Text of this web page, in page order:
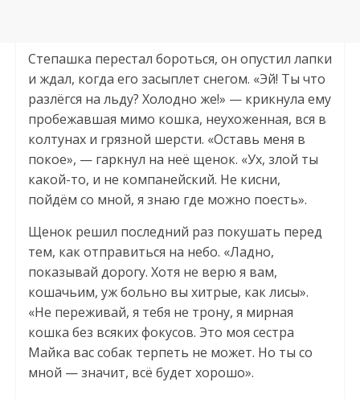
Степашка перестал бороться, он опустил лапки
и ждал, когда его засыплет снегом. «Эй! Ты что
разлёгся на льду? Холодно же!» — крикнула ему
пробежавшая мимо кошка, неухоженная, вся в
колтунах и грязной шерсти. «Оставь меня в
покое», — гаркнул на неё щенок. «Ух, злой ты
какой-то, и не компанейский. Не кисни,
пойдём со мной, я знаю где можно поесть».
Щенок решил последний раз покушать перед
тем, как отправиться на небо. «Ладно,
показывай дорогу. Хотя не верю я вам,
кошачьим, уж больно вы хитрые, как лисы».
«Не переживай, я тебя не трону, я мирная
кошка без всяких фокусов. Это моя сестра
Майка вас собак терпеть не может. Но ты со
мной — значит, всё будет хорошо».